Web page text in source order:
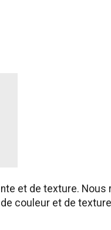
et de texture.
couleur et de